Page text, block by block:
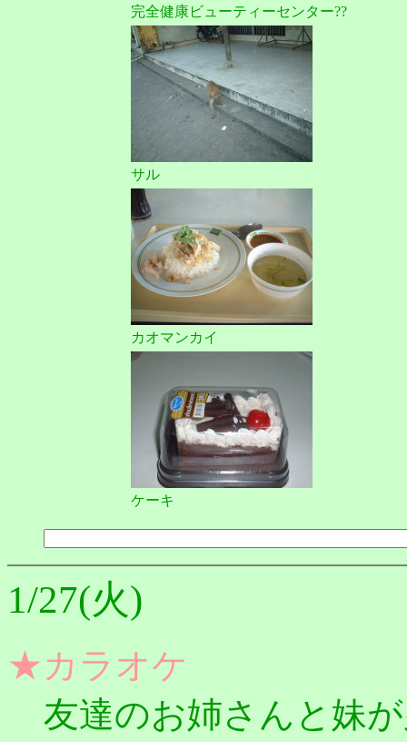
完全健康ビューティーセンター??
サル
カオマンカイ
ケーキ
1/27(火)
★カラオケ
友達のお姉さんと妹